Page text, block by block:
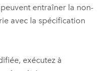
entraîner la non-
avec la spécification
exécutez à